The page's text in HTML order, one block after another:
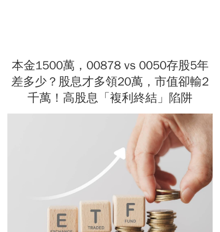
本金1500萬，00878 vs 0050存股5年
差多少？股息才多領20萬，市值卻輸2
千萬！高股息「複利終結」陷阱